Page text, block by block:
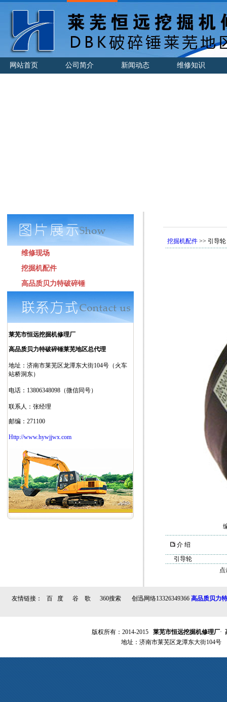
网站首页 公司简介 新闻动态 维修知识
维修现场
挖掘机配件
高品质贝力特破碎锤
莱芜市恒远挖掘机修理厂
高品质贝力特破碎锤莱芜地区总代理
地址：济南市莱芜区龙潭东大街104号（火车
站桥洞东）
电话：13806348098（微信同号）
联系人：张经理
邮编：271100
Http://www.hywjjwx.com
挖掘机配件>> 引导轮
介 绍
引导轮
点
友情链接： 百 度 谷 歌 360搜索 创迅网络13326349366 高品质贝力
版权所有：2014-2015 莱芜市恒远挖掘机修理厂·
地址：济南市莱芜区龙潭东大街104